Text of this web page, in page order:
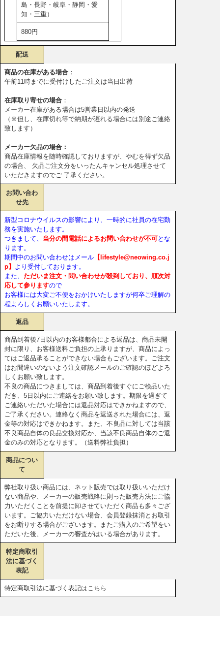
島・長野・岐阜・静岡・愛
知・三重）
880円
配送
商品の在庫がある場合 ：
午前11時までに受付けしたご注文は当日出荷
在庫取り寄せの場合 ：
メーカー在庫がある場合は5営業日以内の発送
（※但し、在庫切れ等で納期が遅れる場合には別途ご連絡
致します）
メーカー欠品の場合：
商品在庫情報を随時確認しておりますが、やむを得ず欠品
の場合、 欠品ご注文分をいったんキャンセル処理させて
いただきますのでご 了承ください。
お問い合わ
せ先
新型コロナウイルスの影響により、一時的に社員の在宅勤
務を実施いたします。
つきまして、 当分の間電話によるお問い合わせが不可とな
ります。
期間中のお問い合わせはメール 【lifestyle@neowing.co.j
p】
より受付しております。
また、 ただいま注文・問い合わせが殺到しており、順次対
応して参りますので
お客様には大変ご不便をおかけいたしますが何卒ご理解の
程よろしくお願いいたします。
返品
商品到着後7日以内のお客様都合による返品は、商品未開
封に限り、お客様送料ご負担の上承りますが、商品によっ
てはご返品承ることができない場合もございます。ご注文
はお間違いのないよう注文確認メールのご確認のほどよろ
しくお願い致します。
不良の商品につきましては、商品到着後すぐにご検品いた
だき、5日以内にご連絡をお願い致します。期限を過ぎて
ご連絡いただいた場合には返品対応はできかねますので、
ご了承ください。連絡なく商品を返送された場合には、返
金等の対応はできかねます。また、不良品に対しては当該
不良商品自体の良品交換対応か、当該不良商品自体のご返
金のみの対応となります。（送料弊社負担）
商品につい
て
弊社取り扱い商品には、ネット販売では取り扱いいただけ
ない商品や、メーカーの販売戦略に則った販売方法にご協
力いただくことを前提に卸させていただく商品も多々ござ
います。ご協力いただけない場合、会員登録抹消とお取引
をお断りする場合がございます。またご購入のご希望をい
ただいた後、メーカーの審査がはいる場合があります。
特定商取引
法に基づく
表記
特定商取引法に基づく表記は こちら